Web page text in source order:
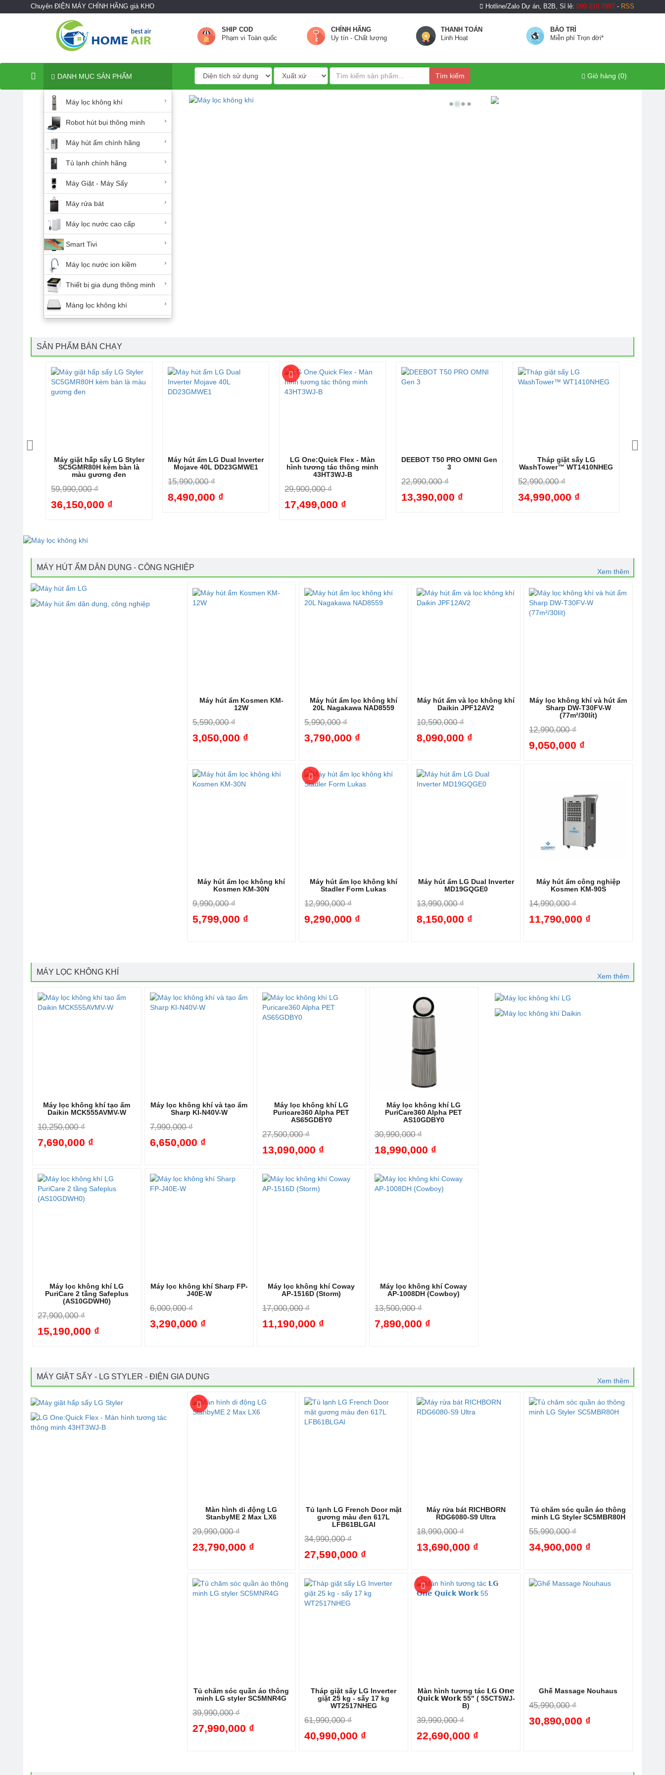
Chuyên ĐIỆN MÁY CHÍNH HÃNG giá KHO Hotline/Zalo Dự án, B2B, Sỉ lẻ: 090 210 7997 - RSS
SHIP COD
Phạm vi Toàn quốc
CHÍNH HÃNG
Uy tín - Chất lượng
THANH TOÁN
Linh Hoạt
BẢO TRÌ
Miễn phí Trọn đời*
DANH MỤC SẢN PHẨM
Máy lọc không khí ›
Robot hút bụi thông minh ›
Máy hút ẩm chính hãng ›
Tủ lạnh chính hãng ›
Máy Giặt - Máy Sấy ›
Máy rửa bát ›
Máy lọc nước cao cấp ›
Smart Tivi ›
Máy lọc nước ion kiềm ›
Thiết bị gia dụng thông minh ›
Màng lọc không khí ›
Tìm kiếm Giỏ hàng (0)
SẢN PHẨM BÁN CHẠY
Máy giặt hấp sấy LG Styler
SC5GMR80H kèm bàn là
màu gương đen
59,990,000 ₫
36,150,000 ₫
Máy hút ẩm LG Dual Inverter
Mojave 40L DD23GMWE1
15,990,000 ₫
8,490,000 ₫
LG One:Quick Flex - Màn
hình tương tác thông minh
43HT3WJ-B
29,900,000 ₫
17,499,000 ₫
DEEBOT T50 PRO OMNI Gen
3
22,990,000 ₫
13,390,000 ₫
Tháp giặt sấy LG
WashTower™ WT1410NHEG
52,990,000 ₫
34,990,000 ₫
MÁY HÚT ẨM DÂN DỤNG - CÔNG NGHIỆP Xem thêm
Máy hút ẩm Kosmen KM-
12W
5,590,000 ₫
3,050,000 ₫
Máy hút ẩm lọc không khí
20L Nagakawa NAD8559
5,990,000 ₫
3,790,000 ₫
Máy hút ẩm và lọc không khí
Daikin JPF12AV2
10,590,000 ₫
8,090,000 ₫
Máy lọc không khí và hút ẩm
Sharp DW-T30FV-W
(77m²/30lít)
12,990,000 ₫
9,050,000 ₫
Máy hút ẩm lọc không khí
Kosmen KM-30N
9,990,000 ₫
5,799,000 ₫
Máy hút ẩm lọc không khí
Stadler Form Lukas
12,990,000 ₫
9,290,000 ₫
Máy hút ẩm LG Dual Inverter
MD19GQGE0
13,990,000 ₫
8,150,000 ₫
Máy hút ẩm công nghiệp
Kosmen KM-90S
14,990,000 ₫
11,790,000 ₫
MÁY LỌC KHÔNG KHÍ Xem thêm
Máy lọc không khí tạo ẩm
Daikin MCK555AVMV-W
10,250,000 ₫
7,690,000 ₫
Máy lọc không khí và tạo ẩm
Sharp KI-N40V-W
7,990,000 ₫
6,650,000 ₫
Máy lọc không khí LG
Puricare360 Alpha PET
AS65GDBY0
27,500,000 ₫
13,090,000 ₫
Máy lọc không khí LG
PuriCare360 Alpha PET
AS10GDBY0
30,990,000 ₫
18,990,000 ₫
Máy lọc không khí LG
PuriCare 2 tầng Safeplus
(AS10GDWH0)
27,900,000 ₫
15,190,000 ₫
Máy lọc không khí Sharp FP-
J40E-W
6,000,000 ₫
3,290,000 ₫
Máy lọc không khí Coway
AP-1516D (Storm)
17,000,000 ₫
11,190,000 ₫
Máy lọc không khí Coway
AP-1008DH (Cowboy)
13,500,000 ₫
7,890,000 ₫
MÁY GIẶT SẤY - LG STYLER - ĐIỆN GIA DỤNG Xem thêm
Màn hình di động LG
StanbyME 2 Max LX6
29,990,000 ₫
23,790,000 ₫
Tủ lạnh LG French Door mặt
gương màu đen 617L
LFB61BLGAI
34,990,000 ₫
27,590,000 ₫
Máy rửa bát RICHBORN
RDG6080-S9 Ultra
18,990,000 ₫
13,690,000 ₫
Tủ chăm sóc quần áo thông
minh LG Styler SC5MBR80H
55,990,000 ₫
34,900,000 ₫
Tủ chăm sóc quần áo thông
minh LG styler SC5MNR4G
39,990,000 ₫
27,990,000 ₫
Tháp giặt sấy LG Inverter
giặt 25 kg - sấy 17 kg
WT2517NHEG
61,990,000 ₫
40,990,000 ₫
Màn hình tương tác 𝗟𝗚 𝗢𝗻𝗲
𝗤𝘂𝗶𝗰𝗸 𝗪𝗼𝗿𝗸 55" ( 55CT5WJ-
B)
39,990,000 ₫
22,690,000 ₫
Ghế Massage Nouhaus
45,990,000 ₫
30,890,000 ₫